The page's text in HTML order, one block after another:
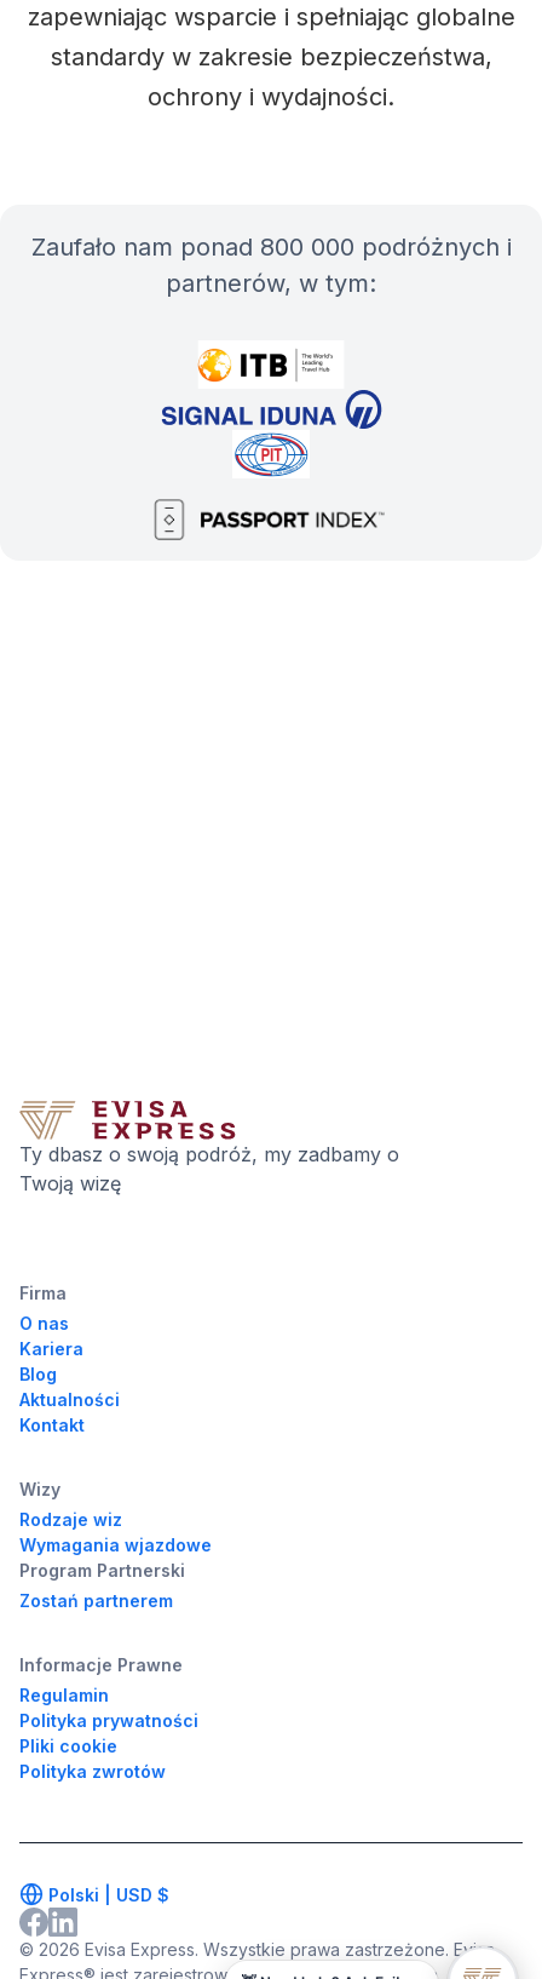
zapewniając wsparcie i spełniając globalne
standardy w zakresie bezpieczeństwa,
ochrony i wydajności.
Zaufało nam ponad 800 000 podróżnych i
partnerów, w tym:
Ty dbasz o swoją podróż, my zadbamy o
Twoją wizę
Firma
O nas
Kariera
Blog
Aktualności
Kontakt
Wizy
Rodzaje wiz
Wymagania wjazdowe
Program Partnerski
Zostań partnerem
Informacje Prawne
Regulamin
Polityka prywatności
Pliki cookie
Polityka zwrotów
© 2026 Evisa Express. Wszystkie prawa zastrzeżone. Evisa
Express® jest zarejestrowanym znakiem towarowym.
Polski | USD $